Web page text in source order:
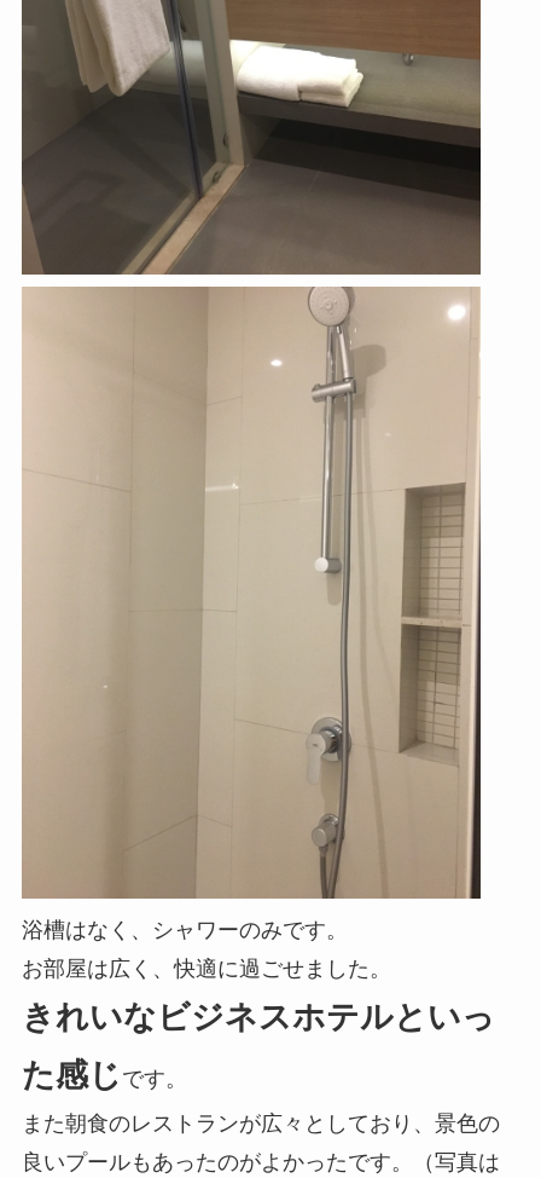
浴槽はなく、シャワーのみです。
お部屋は広く、快適に過ごせました。
きれいなビジネスホテルといっ
た感じ です。
また朝食のレストランが広々としており、景色の
良いプールもあったのがよかったです。（写真は